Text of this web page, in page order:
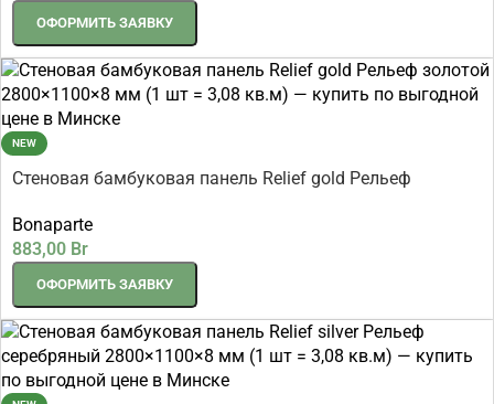
ОФОРМИТЬ ЗАЯВКУ
NEW
Стеновая бамбуковая панель Relief gold Рельеф
Bonaparte
883,00 Br
ОФОРМИТЬ ЗАЯВКУ